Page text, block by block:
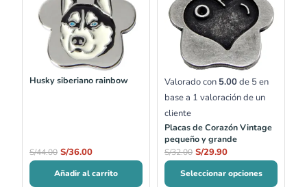
Husky siberiano rainbow
S/44.00
era:
S/44.00.
S/36.00
es:
S/36.00.
Añadir al carrito
Valorado con 5.00de 5 en
base a 1 valoración de un
cliente
Placas de Corazón Vintage
pequeño y grande
S/32.00
era:
S/32.00.
S/29.90
es:
S/29.90.
Seleccionar opciones